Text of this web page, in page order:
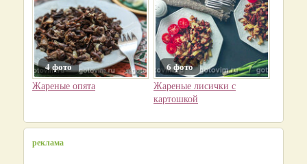
4 фото
Жареные опята
6 фото
Жареные лисички с
картошкой
реклама